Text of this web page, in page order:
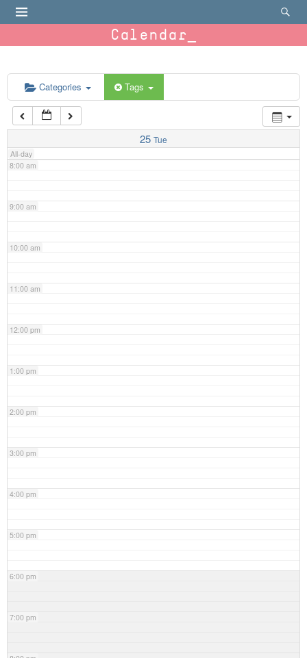
Calendar
Categories Tags
25 Tue
All-day
6:00 am
7:00 am
8:00 am
9:00 am
10:00 am
11:00 am
12:00 pm
1:00 pm
2:00 pm
3:00 pm
4:00 pm
5:00 pm
6:00 pm
7:00 pm